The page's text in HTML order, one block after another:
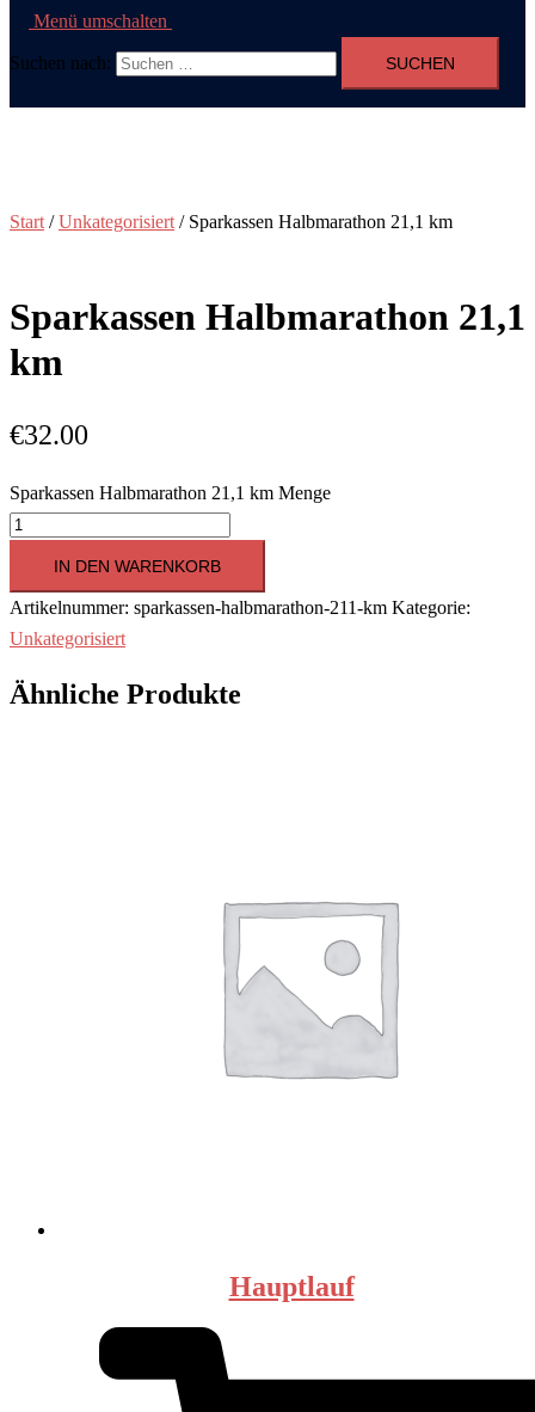
Menü umschalten
Suchen nach:
Start /Unkategorisiert / Sparkassen Halbmarathon 21,1 km
Sparkassen Halbmarathon 21,1
km
€32.00
Sparkassen Halbmarathon 21,1 km Menge
IN DEN WARENKORB
Artikelnummer: sparkassen-halbmarathon-211-km Kategorie:
Unkategorisiert
Ähnliche Produkte
Hauptlauf